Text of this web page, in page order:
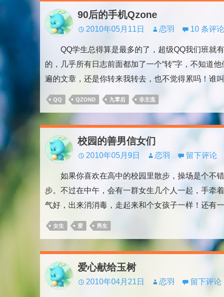
90后的手机Qzone
2010年05月11日 恋羽 10 条评论
QQ学生总得算是最多的了，超级QQ我们班就有
的，几乎所有日志前面都加了一个“转”字，不知道
遍的文章，还是你转来我转去，也不觉得累吗！谁
QQ QZOND 九零后 非主流
校园的善男信女们
2010年05月9日 恋羽 留下评论
如果你喜欢在高中的校园里散步，操场是个不错
步。不过在中午，会有一群女生几个人一起，手牵
气好，出来消消毒，走起来和个女孩子一样！还有
女生 爱 男生
爱心献给玉树
2010年04月21日 恋羽 留下评论